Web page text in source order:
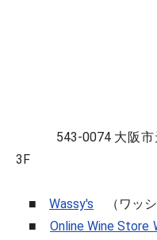
543-0074 大阪市
3F
■ Wassy's （ワッ
■ Online Wine Store